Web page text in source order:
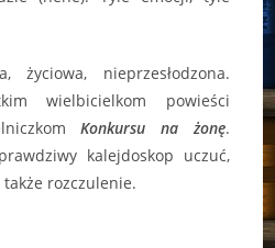
życiowa, nieprzesłodzona.
wielbicielkom powieści
Konkursu na żonę.
kalejdoskop uczuć,
także rozczulenie.